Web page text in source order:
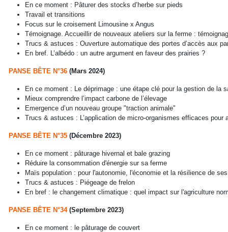
En ce moment : Pâturer des stocks d’herbe sur pieds
Travail et transitions
Focus sur le croisement Limousine x Angus
Témoignage. Accueillir de nouveaux ateliers sur la ferme :
Trucs & astuces : Ouverture automatique des portes d’accès aux
En bref. L’albédo : un autre argument en faveur des prairies ?
PANSE BÊTE N°36(Mars 2024)
En ce moment : Le déprimage : une étape clé pour la gestion de la
Mieux comprendre l’impact carbone de l’élevage
Emergence d’un nouveau groupe "traction animale"
Trucs & astuces : L’application de micro-organismes efficaces
PANSE BÊTE N°35(Décembre 2023)
En ce moment : pâturage hivernal et bale grazing
Réduire la consommation d'énergie sur sa ferme
Maïs population : pour l'autonomie, l'économie et la résilience de
Trucs & astuces : Piégeage de frelon
En bref : le changement climatique : quel impact sur l'agriculture
PANSE BÊTE N°34 (Septembre 2023)
En ce moment : le pâturage de couvert